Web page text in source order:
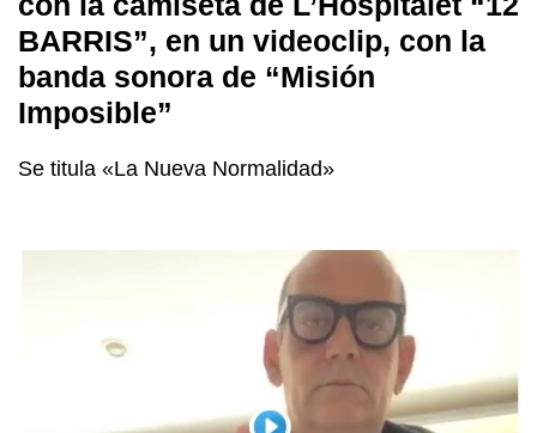
BARRIS”, en un videoclip, con la
banda sonora de “Misión
Imposible”
Se titula «La Nueva Normalidad»